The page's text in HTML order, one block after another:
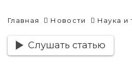
Главная Новости Наука и
Слушать статью